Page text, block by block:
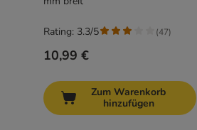
10,99 €
Rating: 3.3/5 (47)
Zum Warenkorb
hinzufügen